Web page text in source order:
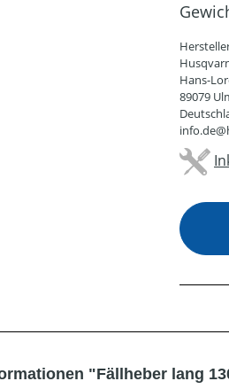
Hans-
89079
"Fällheber lang